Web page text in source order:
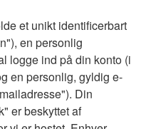
et unikt identificerbart
en personlig
logge ind på din konto (i
en personlig, gyldig e-
Din
er beskyttet af